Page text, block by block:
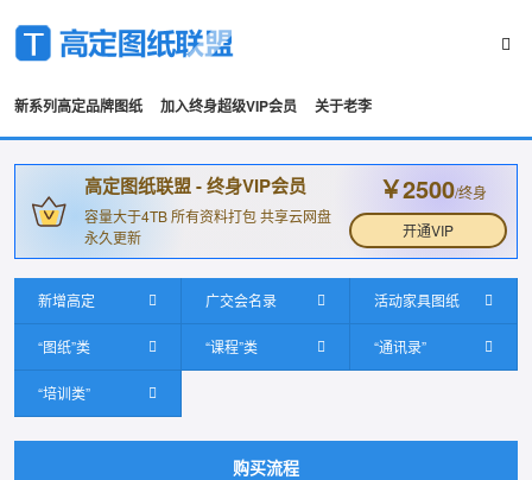
新系列高定品牌图纸 加入终身超级VIP会员 关于老李
高定图纸联盟 - 终身VIP会员
容量大于4TB 所有资料打包 共享云网盘
永久更新
￥2500/终身
开通VIP
新增高定 广交会名录 活动家具图纸
“图纸”类 “课程”类 “通讯录”
“培训类”
购买流程